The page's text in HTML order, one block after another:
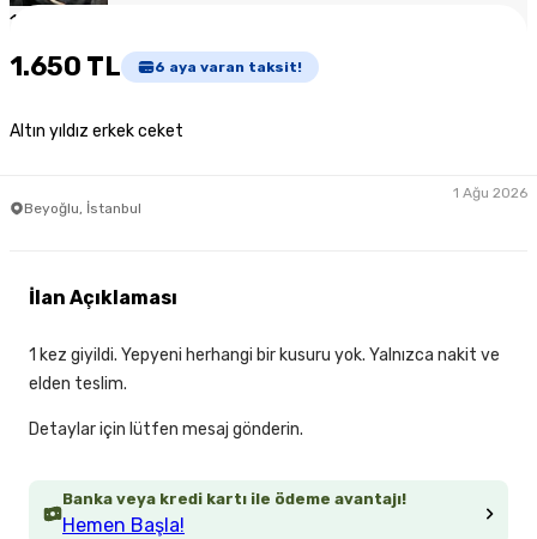
1
1.650 TL 6 aya varan taksit!
Altın yıldız erkek ceket
Beyoğlu, İstanbul
1 Ağu 2026
Banka veya kredi kartı ile ödeme avantajı!
Hemen Başla!
İlan Açıklaması
1 kez giyildi. Yepyeni herhangi bir kusuru yok. Yalnızca nakit ve
elden teslim.
Detaylar için lütfen mesaj gönderin.